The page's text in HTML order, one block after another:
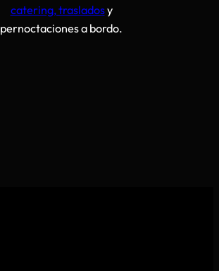
catering, trasladosy
pernoctaciones a bordo.